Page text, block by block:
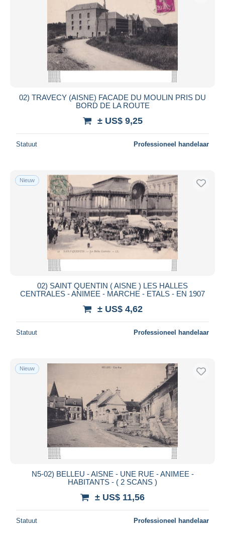
02) TRAVECY (AISNE) FACADE DU MOULIN PRIS DU
BORD DE LA ROUTE
± US$ 9,25
Statuut Professioneel handelaar
Nieuw
02) SAINT QUENTIN ( AISNE ) LES HALLES
CENTRALES - ANIMEE - MARCHE - ETALS - EN 1907
± US$ 4,62
Statuut Professioneel handelaar
Nieuw
N5-02) BELLEU - AISNE - UNE RUE - ANIMEE -
HABITANTS - ( 2 SCANS )
± US$ 11,56
Statuut Professioneel handelaar